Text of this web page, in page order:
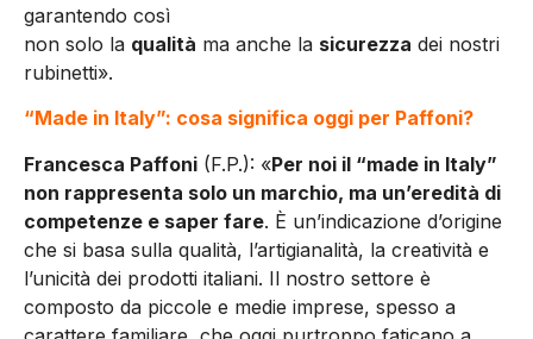
garantendo così
non solo la qualità ma anche la sicurezza dei nostri
rubinetti».
“Made in Italy”: cosa significa oggi per Paffoni?
Francesca Paffoni (F.P.): «Per noi il “made in Italy”
non rappresenta solo un marchio, ma un’eredità di
competenze e saper fare. È un’indicazione d’origine
che si basa sulla qualità, l’artigianalità, la creatività e
l’unicità dei prodotti italiani. Il nostro settore è
composto da piccole e medie imprese, spesso a